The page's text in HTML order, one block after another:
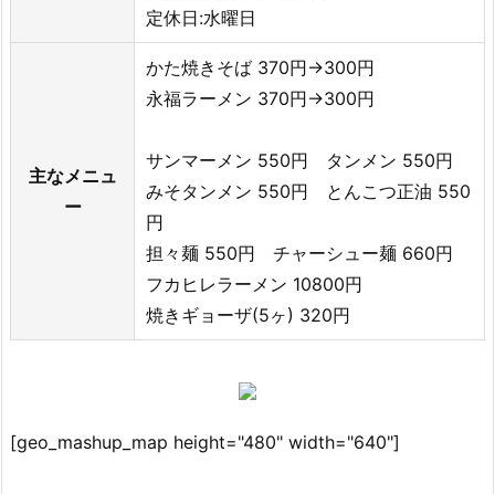
定休日:水曜日
主なメニュ
ー
かた焼きそば 370円→300円
永福ラーメン 370円→300円
サンマーメン 550円 タンメン 550円
みそタンメン 550円 とんこつ正油 550
円
担々麺 550円 チャーシュー麺 660円
フカヒレラーメン 10800円
焼きギョーザ(5ヶ) 320円
[geo_mashup_map height="480" width="640"]